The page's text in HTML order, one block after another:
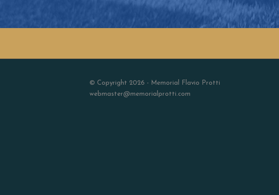
© Copyright 2026 - Memorial Flavio Protti
webmaster@memorialprotti.com